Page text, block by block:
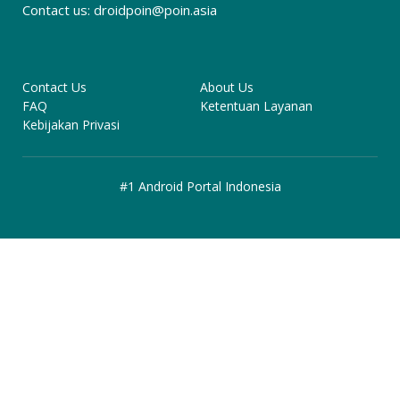
Contact us: droidpoin@poin.asia
Contact Us
About Us
FAQ
Ketentuan Layanan
Kebijakan Privasi
#1 Android Portal Indonesia